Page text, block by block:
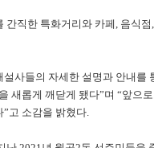
간직한 특화거리와 카페, 음식
사들의 자세한 설명과 안내를
새롭게 깨닫게 됐다”며 “앞으
고 소감을 밝혔다.